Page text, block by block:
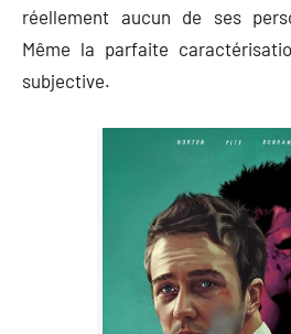
réellement aucun de ses
Même la parfaite
subjective.